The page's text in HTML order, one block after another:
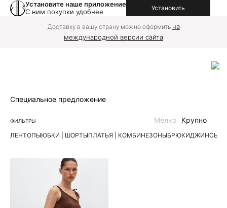
Установите наше приложение
С ним покупки удобнее
Установить
Доставку в вашу страну можно оформить на
международной версии сайта
Специальное предложение
ФИЛЬТРЫ
ЛЕНТОПЫЮБКИ | ШОРТЫПЛАТЬЯ | КОМБИНЕЗОНЫБРЮКИДЖИНСЫ
Мелко Крупно